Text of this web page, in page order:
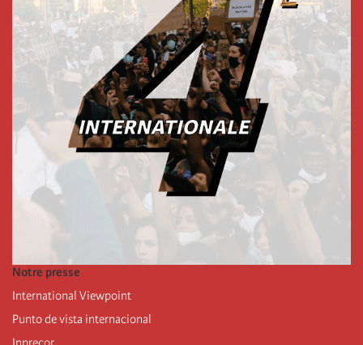
Notre presse
International Viewpoint
Punto de vista internacional